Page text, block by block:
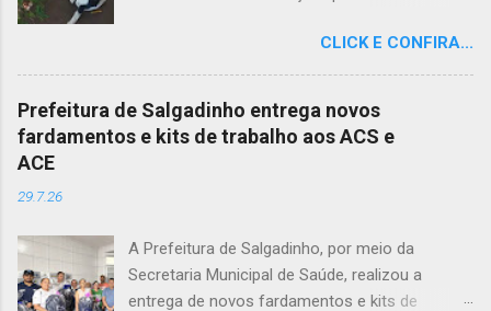
e gatos estariam sendo envenenados na
comunidade, provocando mortes marcadas
por intenso sofrimento dos animais. De acordo
com uma moradora, os casos vêm se
comoveu vizinhos e evidenciou a gravidade da
situação. Além da dor causada aos tutores dos
CLICK E CONFIRA...
Prefeitura de Salgadinho entrega novos
fardamentos e kits de trabalho aos ACS e
ACE
29.7.26
A Prefeitura de Salgadinho, por meio da
Secretaria Municipal de Saúde, realizou a
entrega de novos fardamentos e kits de